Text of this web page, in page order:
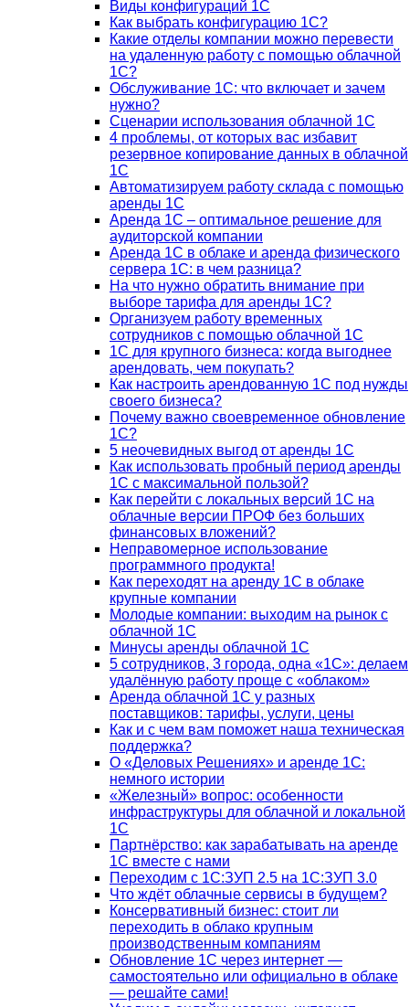
Виды конфигураций 1С
Как выбрать конфигурацию 1С?
Какие отделы компании можно перевести
на удаленную работу с помощью облачной
1С?
Обслуживание 1С: что включает и зачем
нужно?
Сценарии использования облачной 1С
4 проблемы, от которых вас избавит
резервное копирование данных в облачной
1С
Автоматизируем работу склада с помощью
аренды 1С
Аренда 1С – оптимальное решение для
аудиторской компании
Аренда 1С в облаке и аренда физического
сервера 1С: в чем разница?
На что нужно обратить внимание при
выборе тарифа для аренды 1С?
Организуем работу временных
сотрудников с помощью облачной 1С
1С для крупного бизнеса: когда выгоднее
арендовать, чем покупать?
Как настроить арендованную 1С под нужды
своего бизнеса?
Почему важно своевременное обновление
1С?
5 неочевидных выгод от аренды 1С
Как использовать пробный период аренды
1С с максимальной пользой?
Как перейти с локальных версий 1С на
облачные версии ПРОФ без больших
финансовых вложений?
Неправомерное использование
программного продукта!
Как переходят на аренду 1С в облаке
крупные компании
Молодые компании: выходим на рынок с
облачной 1С
Минусы аренды облачной 1С
5 сотрудников, 3 города, одна «1С»: делаем
удалённую работу проще с «облаком»
Аренда облачной 1С у разных
поставщиков: тарифы, услуги, цены
Как и с чем вам поможет наша техническая
поддержка?
О «Деловых Решениях» и аренде 1С:
немного истории
«Железный» вопрос: особенности
инфраструктуры для облачной и локальной
1С
Партнёрство: как зарабатывать на аренде
1С вместе с нами
Переходим с 1С:ЗУП 2.5 на 1С:ЗУП 3.0
Что ждёт облачные сервисы в будущем?
Консервативный бизнес: стоит ли
переходить в облако крупным
производственным компаниям
Обновление 1С через интернет —
самостоятельно или официально в облаке
— решайте сами!